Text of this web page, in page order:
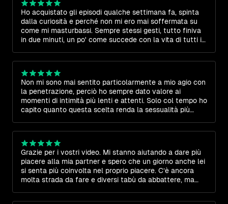
Ho acquistato gli episodi qualche settimana fa, spinta
dalla curiosità e perché non mi ero mai soffermata su
come mi masturbassi. Sempre stessi gesti, tutto finiva
in due minuti, un po' come succede con la vita di tutti i
seguendo i consigli, ho scoperto che non è così. Anche
se mi considero aperta su temi come piacere e
sessualità, avevo dimenticato l’importanza di esplorarsi
davvero. Grazie per questi video così accurati e per
avermi ricordato quanto sia importante prendersi cura di
sé stessi.
Non mi sono mai sentito particolarmente a mio agio con
la penetrazione, perciò ho sempre dato valore ai
momenti di intimità più lenti e attenti. Solo col tempo ho
capito quanto questa scelta renda la sessualità più
alla mia compagna. Un percorso prezioso anche per noi
uomini. Sono felice di poter condividere questo con la
persona che amo. Grazie.
Grazie per i vostri video. Mi stanno aiutando a dare più
piacere alla mia partner e spero che un giorno anche lei
si senta più coinvolta nel proprio piacere. C’è ancora
molta strada da fare e diversi tabù da abbattere, ma